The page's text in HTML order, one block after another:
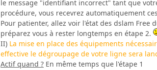
le message "identifiant incorrect" tant que
procédure, vous recevrez automatiquement
Pour patienter, allez voir l'état des dslam Free
préparez vous à rester longtemps en étape 2.
II) La mise en place des équipements
effective le dégroupage de votre ligne sera
Actif quand ? En même temps que l'étape 1